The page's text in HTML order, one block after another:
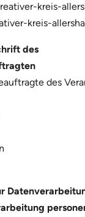
kreis-
kreis-
des
des